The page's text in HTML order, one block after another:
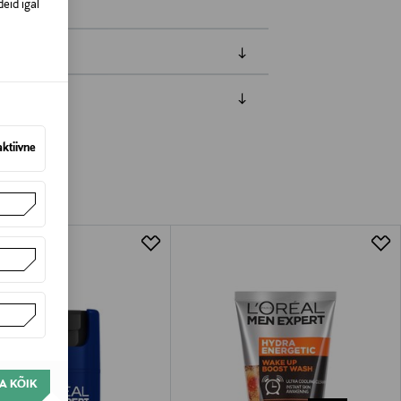
igal
KÕIK
Suletud pakendis toodete puhul
olema avamata originaalpakendis.